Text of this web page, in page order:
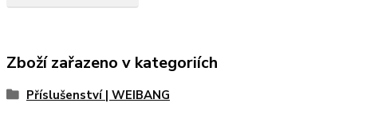
Zboží zařazeno v kategoriích
Příslušenství | WEIBANG